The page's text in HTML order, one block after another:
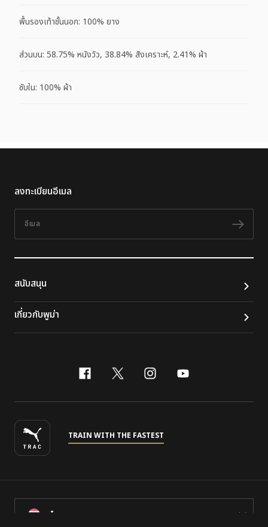
พื้นรองเท้าชั้นนอก: 100% ยาง
ส่วนบน: 58.75% หนังวัว, 38.84% สังเคราะห์, 2.41% ผ้า
ซับใน: 100% ผ้า
ลงทะเบียนอีเมล
ติดต
สนับสนุน
เกี่ยวกับพูม่า
facebook
x-twitter
instagram
youtube
TRAIN WITH THE FASTEST
ไทย